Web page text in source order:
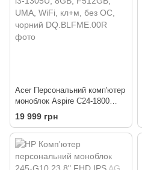
Acer Персональний комп'ютер
моноблок Aspire C24-1800
23.8" FHD, Intel i3-1305U, 8GB,
F512GB, UMA, WiFi, кл+м, без
ОС, чорний
19 999 грн